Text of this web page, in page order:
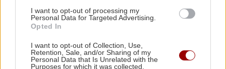
I want to opt-out of processing my
Personal Data for Targeted Advertising.
Opted In
I want to opt-out of Collection, Use,
Retention, Sale, and/or Sharing of my
Personal Data that Is Unrelated with the
Purposes for which it was collected.
(εικόνες)
Mike: Τροχαίο ατύχημα για τον ράπερ
GOSSIP - LIFESTYLE
Κωνσταντινίδη: Σκέφτεται να
βαφτίσει και τα τρία παιδιά της μαζί